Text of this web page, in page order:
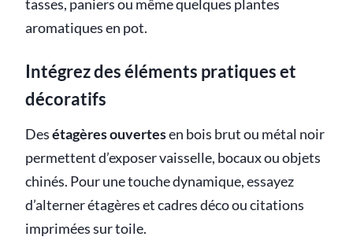
tasses, paniers ou même quelques plantes
aromatiques en pot.
Intégrez des éléments pratiques et
décoratifs
Desétagères ouvertesen bois brut ou métal noir
permettent d’exposer vaisselle, bocaux ou objets
chinés. Pour une touche dynamique, essayez
d’alterner étagères et cadres déco ou citations
imprimées sur toile.